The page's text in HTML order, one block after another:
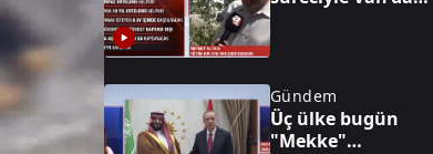
Gündem
Üç ülke bugün
"Mekke"